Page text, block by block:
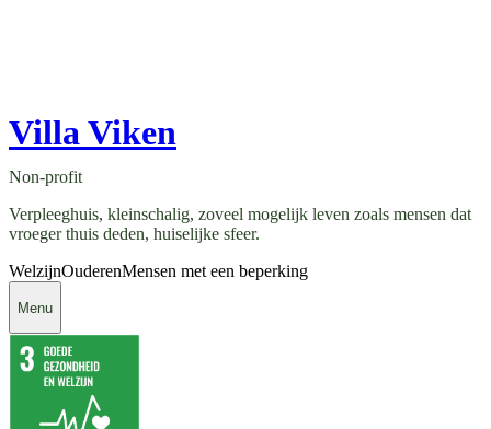
Villa Viken
Non-profit
Verpleeghuis, kleinschalig, zoveel mogelijk leven zoals mensen dat
vroeger thuis deden, huiselijke sfeer.
WelzijnOuderenMensen met een beperking
Menu